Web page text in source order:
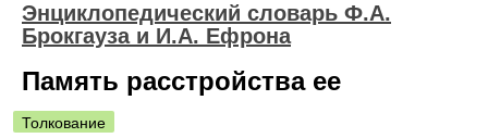
Энциклопедический словарь Ф.А.
Брокгауза и И.А. Ефрона
Память расстройства ее
Толкование